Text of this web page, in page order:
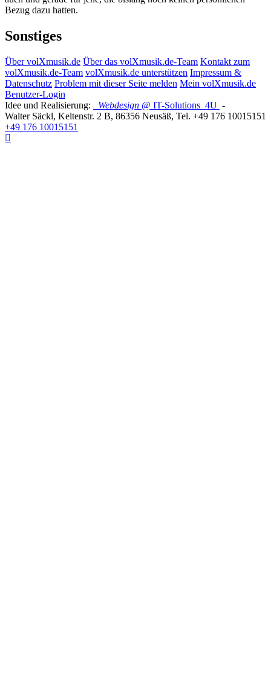
Bezug dazu hatten.
Sonstiges
Über volXmusik.de Über das volXmusik.de-Team Kontakt zum
volXmusik.de-Team volXmusik.de unterstützen Impressum &
Datenschutz Problem mit dieser Seite melden Mein volXmusik.de
Benutzer-Login
Idee und Realisierung:
Webdesign @ IT-Solutions 4U -
Walter Säckl, Keltenstr. 2 B, 86356 Neusäß, Tel. +49 176 10015151
+49 176 10015151